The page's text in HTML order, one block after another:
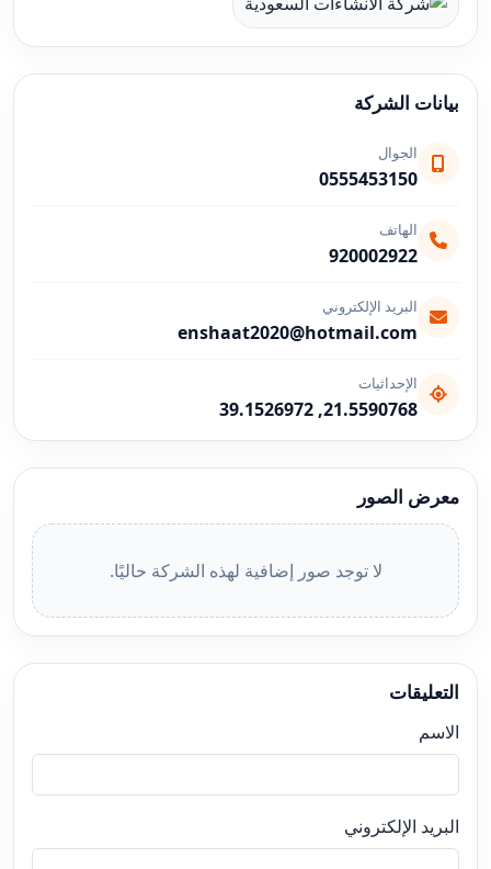
بيانات الشركة
الجوال
0555453150
الهاتف
920002922
البريد الإلكتروني
enshaat2020@hotmail.com
الإحداثيات
21.5590768, 39.1526972
معرض الصور
لا توجد صور إضافية لهذه الشركة حاليًا.
التعليقات
الاسم
البريد الإلكتروني